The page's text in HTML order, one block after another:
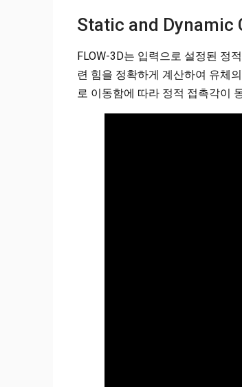
Static and Dynamic
FLOW-3D는 입력으로 설정된 정
련 힘을 정확하게 계산하여 유체
로 이동함에 따라 정적 접촉각이